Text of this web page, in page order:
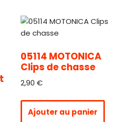
05114 MOTONICA
Clips de chasse
2,90 €
Ajouter au panier